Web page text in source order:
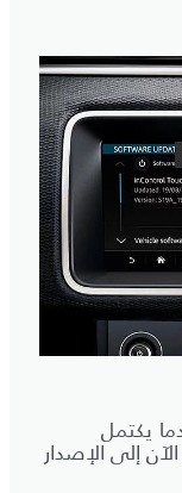
يكتمل
إلى الإصدار